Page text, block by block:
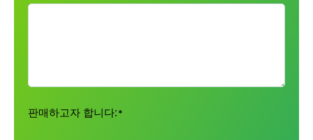
판매하고자 합니다:*